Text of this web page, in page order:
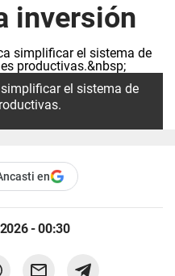
inversión
el sistema de
en
- 00:30